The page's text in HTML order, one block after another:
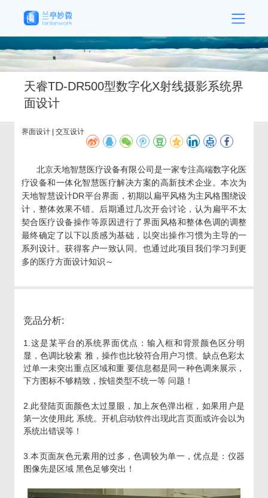
天睿TD-DR500型数字化X射线摄影系统界
面设计
界面设计 | 交互设计
北京天地智慧医疗设备有限公司是一家专注高端数字化医
疗设备和一体化智慧医疗解决方案的高新技术企业。本次为
天地智慧设计DR平台界面，初期以扁平风格为主风格围绕设
计，整体效果不错。后期通过几次开会讨论，认为扁平不太
契合医疗设备操作等原因进行了界面风格和整体色调的调整
最终确定了以下以质感为基础，以突出操作习惯为主导的一
系列设计。获得客户一致认同。也通过此项目我们学习到更
多的医疗方面设计知识～
竞品分析:
1.这是某平台的系统界面优点：输入框和背景颜色区分明
显，色调比较素 雅，操作也比较符合用户习惯。缺点色彩太
过单一未突出重点区域和重 要信息都是同一种色调来展示，
下方图标不够精致，按钮类型不统一等 问题！
2.此登陆页面颜色太过显眼，加上灰色弹出框，如果用户是
第一次使用此 系统。开机启动软件出现此言页面或许会以为
系统出错误等！
3.本页面灰色元素用的过多，色调较为单一，优点是：仪器
图像先是区域 黑色足够突出！